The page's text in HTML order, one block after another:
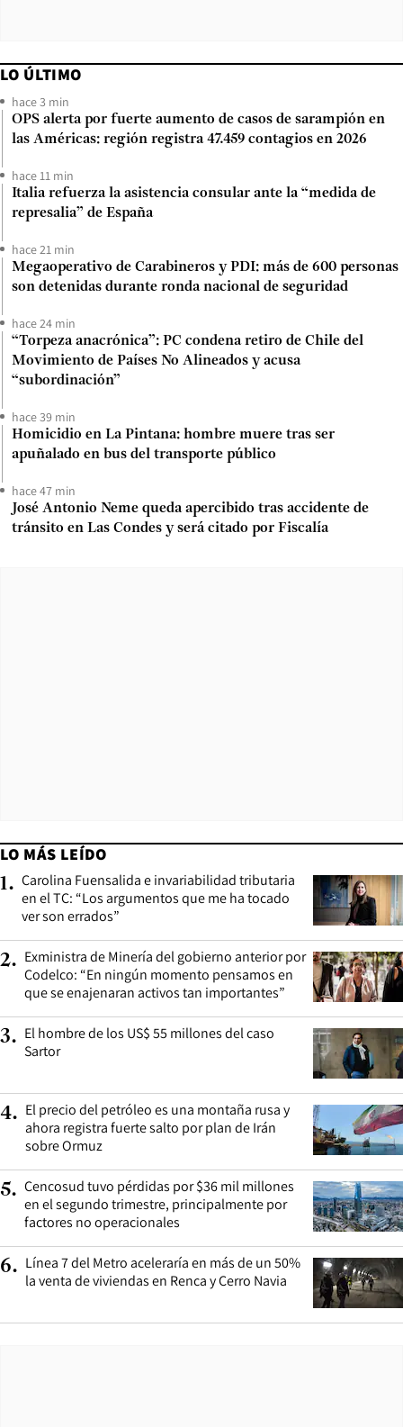
LO ÚLTIMO
hace 3 min
OPS alerta por fuerte aumento de casos de sarampión en
las Américas: región registra 47.459 contagios en 2026
hace 11 min
Italia refuerza la asistencia consular ante la “medida de
represalia” de España
hace 21 min
Megaoperativo de Carabineros y PDI: más de 600 personas
son detenidas durante ronda nacional de seguridad
hace 24 min
“Torpeza anacrónica”: PC condena retiro de Chile del
Movimiento de Países No Alineados y acusa
“subordinación”
hace 39 min
Homicidio en La Pintana: hombre muere tras ser
apuñalado en bus del transporte público
hace 47 min
José Antonio Neme queda apercibido tras accidente de
tránsito en Las Condes y será citado por Fiscalía
LO MÁS LEÍDO
1. Carolina Fuensalida e invariabilidad tributaria
en el TC: “Los argumentos que me ha tocado
ver son errados”
2. Exministra de Minería del gobierno anterior por
Codelco: “En ningún momento pensamos en
que se enajenaran activos tan importantes”
3. El hombre de los US$ 55 millones del caso
Sartor
4. El precio del petróleo es una montaña rusa y
ahora registra fuerte salto por plan de Irán
sobre Ormuz
5. Cencosud tuvo pérdidas por $36 mil millones
en el segundo trimestre, principalmente por
factores no operacionales
6. Línea 7 del Metro aceleraría en más de un 50%
la venta de viviendas en Renca y Cerro Navia